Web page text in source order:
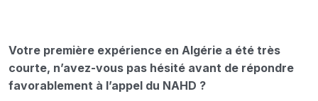
Votre première expérience en Algérie a été très
courte, n’avez-vous pas hésité avant de répondre
favorablement à l’appel du NAHD ?